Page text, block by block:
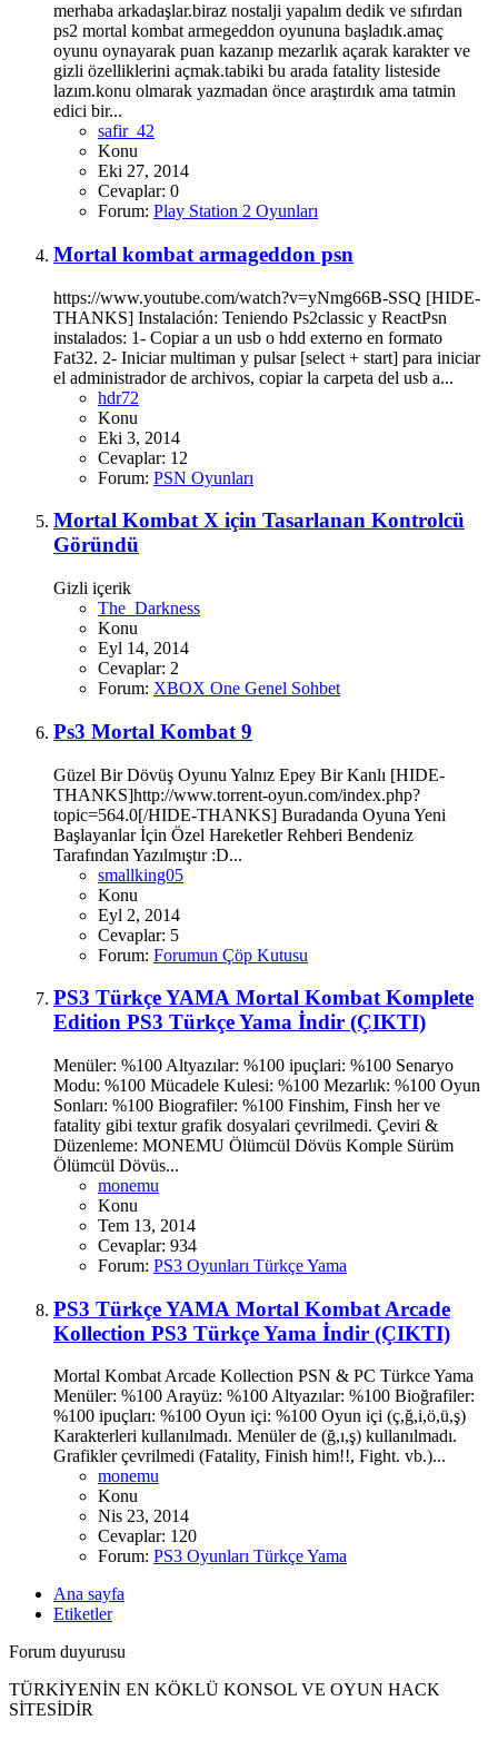
merhaba arkadaşlar.biraz nostalji yapalım dedik ve sıfırdan
ps2 mortal kombat armegeddon oyununa başladık.amaç
oyunu oynayarak puan kazanıp mezarlık açarak karakter ve
gizli özelliklerini açmak.tabiki bu arada fatality listeside
lazım.konu olmarak yazmadan önce araştırdık ama tatmin
edici bir...
safir_42
Konu
Eki 27, 2014
Cevaplar: 0
Forum: Play Station 2 Oyunları
Mortal kombat armageddon psn
https://www.youtube.com/watch?v=yNmg66B-SSQ [HIDE-
THANKS] Instalación: Teniendo Ps2classic y ReactPsn
instalados: 1- Copiar a un usb o hdd externo en formato
Fat32. 2- Iniciar multiman y pulsar [select + start] para iniciar
el administrador de archivos, copiar la carpeta del usb a...
hdr72
Konu
Eki 3, 2014
Cevaplar: 12
Forum: PSN Oyunları
Mortal Kombat X için Tasarlanan Kontrolcü
Göründü
Gizli içerik
The_Darkness
Konu
Eyl 14, 2014
Cevaplar: 2
Forum: XBOX One Genel Sohbet
Ps3 Mortal Kombat 9
Güzel Bir Dövüş Oyunu Yalnız Epey Bir Kanlı [HIDE-
THANKS]http://www.torrent-oyun.com/index.php?
topic=564.0[/HIDE-THANKS] Buradanda Oyuna Yeni
Başlayanlar İçin Özel Hareketler Rehberi Bendeniz
Tarafından Yazılmıştır :D...
smallking05
Konu
Eyl 2, 2014
Cevaplar: 5
Forum: Forumun Çöp Kutusu
PS3 Türkçe YAMA Mortal Kombat Komplete
Edition PS3 Türkçe Yama İndir (ÇIKTI)
Menüler: %100 Altyazılar: %100 ipuçlari: %100 Senaryo
Modu: %100 Mücadele Kulesi: %100 Mezarlık: %100 Oyun
Sonları: %100 Biografiler: %100 Finshim, Finsh her ve
fatality gibi textur grafik dosyalari çevrilmedi. Çeviri &
Düzenleme: MONEMU Ölümcül Dövüs Komple Sürüm
Ölümcül Dövüs...
monemu
Konu
Tem 13, 2014
Cevaplar: 934
Forum: PS3 Oyunları Türkçe Yama
PS3 Türkçe YAMA Mortal Kombat Arcade
Kollection PS3 Türkçe Yama İndir (ÇIKTI)
Mortal Kombat Arcade Kollection PSN & PC Türkce Yama
Menüler: %100 Arayüz: %100 Altyazılar: %100 Bioğrafiler:
%100 ipuçları: %100 Oyun içi: %100 Oyun içi (ç,ğ,i,ö,ü,ş)
Karakterleri kullanılmadı. Menüler de (ğ,ı,ş) kullanılmadı.
Grafikler çevrilmedi (Fatality, Finish him!!, Fight. vb.)...
monemu
Konu
Nis 23, 2014
Cevaplar: 120
Forum: PS3 Oyunları Türkçe Yama
Ana sayfa
Etiketler
Forum duyurusu
TÜRKİYENİN EN KÖKLÜ KONSOL VE OYUN HACK
SİTESİDİR